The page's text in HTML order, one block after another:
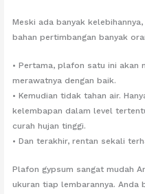
Meski ada banyak
bahan pertimbangan banyak
• Pertama, plafon satu ini akan
merawatnya dengan baik.
• Kemudian tidak tahan air.
kelembapan dalam level
curah hujan tinggi.
• Dan terakhir, rentan sekali
Plafon gypsum sangat mudah
ukuran tiap lembarannya. Anda